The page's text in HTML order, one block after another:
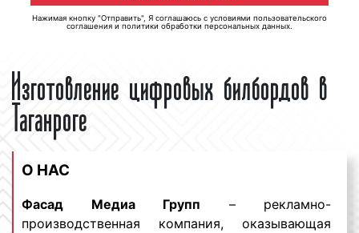
Нажимая кнопку "Отправить", Я соглашаюсь с условиями пользовательского
соглашения и политики обработки персональных данных
Изготовление цифровых билбордов в
Таганроге
О НАС
Фасад Медиа Групп – рекламно-
производственная компания, оказывающая